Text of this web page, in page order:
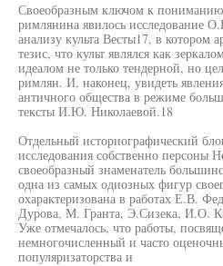
Своеобразным ключом к пониманию
римлянина явилось исследование
анализу культа Весты17, в котором
тезис, что культ являлся как
идеалом не только тендерной, но
римлян. И, наконец, увидеть
античного общества в режиме
тексты И.Ю. Николаевой.18
Отдельный историографический
исследования собственно
своеобразный знаменатель
одна из самых одиозных фигур
охарактеризована в работах Е.В.
Дурова, М. Гранта, Э.Сизека, И.О.
Уже отмечалось, что работы,
немногочисленный и часто
популяризаторства и